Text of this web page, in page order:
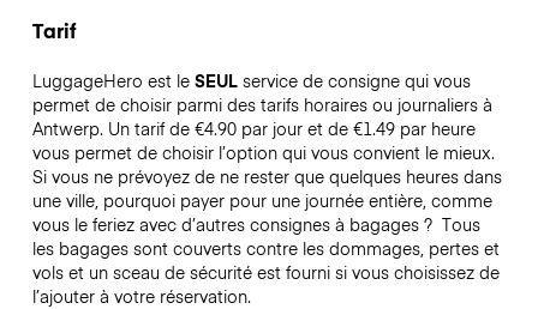
Tarif
LuggageHero est le SEULservice de consigne qui vous
permet de choisir parmi des tarifs horaires ou journaliers à
Antwerp. Un tarif de €4.90 par jour et de €1.49 par heure
vous permet de choisir l’option qui vous convient le mieux.
Si vous ne prévoyez de ne rester que quelques heures dans
une ville, pourquoi payer pour une journée entière, comme
vous le feriez avec d’autres consignes à bagages ? Tous
les bagages sont couverts contre les dommages, pertes et
vols et un sceau de sécurité est fourni si vous choisissez de
l’ajouter à votre réservation.